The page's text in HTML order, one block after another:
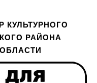
КУЛЬТУРНОГО
РАЙОНА